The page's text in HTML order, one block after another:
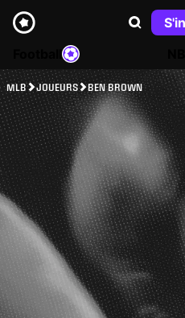
MLB JOUEURS BEN BROWN